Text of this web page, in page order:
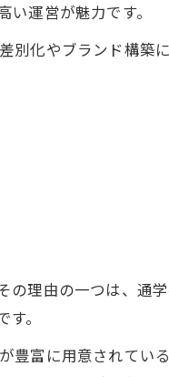
運営が魅力です。
別化やブランド構築
理由の一つは、通
。
豊富に用意されてい